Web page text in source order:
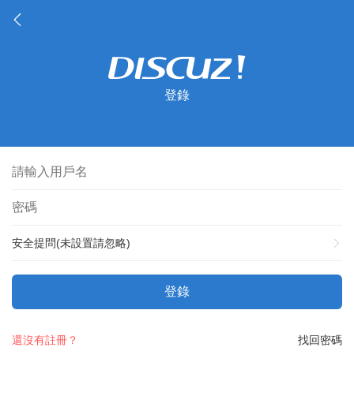
登錄
安全提問(未設置請忽略)
登錄
找回密碼
還沒有註冊？